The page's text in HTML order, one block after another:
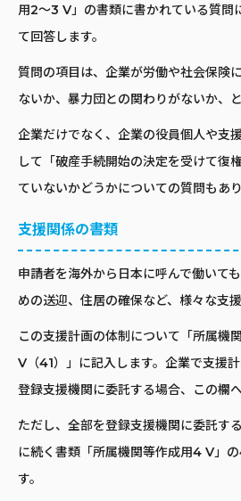
用2〜3 V」の書類に書かれている質問
て回答します。
質問の項目は、企業が労働や社会保険
ないか、暴力団との関わりがないか、
企業だけでなく、企業の役員個人や支
して「破産手続開始の決定を受けて復
ていないかどうかについての質問もあり
支援関係の書類
申請者を海外から日本に呼んで働いて
めの送迎、住居の確保など、様々な支
この支援計画の体制について「所属機
V（41）」に記入します。企業で支援
登録支援機関に委託する場合、この欄
ただし、全部を登録支援機関に委託す
に続く書類「所属機関等作成用4 V」
す。